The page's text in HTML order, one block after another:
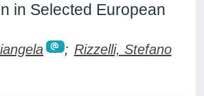
in Selected European
; Rizzelli, Stefano